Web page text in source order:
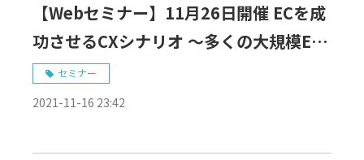
【Webセミナー】11月26日開催 ECを成
功させるCXシナリオ ～多くの大規模EC
サイトを成功に導いたコンサルタントが
成功体験を語る～
セミナー
2021-11-16 23:42